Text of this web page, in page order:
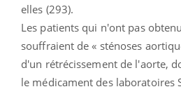
elles (293).
Les patients qui n'ont pas
souffraient de « sténoses
d'un rétrécissement de l'aorte,
le médicament des laboratoires